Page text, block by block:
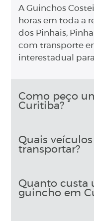
A Guinchos
horas em toda a
dos Pinhais,
com transporte
interestadual
Como peço
Curitiba?
Quais
transportar?
Quanto custa
guincho em